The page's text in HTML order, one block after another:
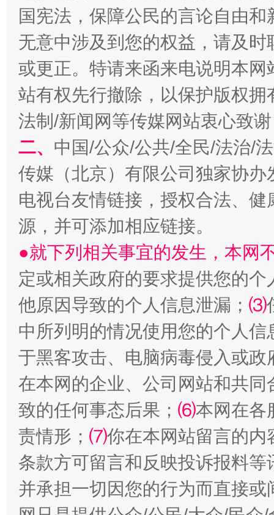
受贿1.44亿！段成刚被判无期 从幼
全民健身五年计划来了！等你上场
国宪法，保障公民的言论自由
无意中涉及到您的权益，请及
或更正。特请来函来电说明本
站有权先行撤除，以保护版权
法制/新闻网等传媒网站衷心致
二、 中国/公众/公共/全民/法治/
传媒（北京）有限公司独家协
电视台友情链接，授权合法、
源，并可添加相应链接。
●就下列相关事宜的发生，本网
定或相关政府的要求提供您的个
他原因导致的个人信息泄漏； ⑶
中所列明的情况使用您的个人
于黑客攻击、电脑病毒侵入或
在本网的企业、公司网站和共
致的任何事态后果； ⑹本网在各
责情形； ⑺你在本网站留言的内
条款方可留言和反映投诉报料
并承担一切因您的行为而直接